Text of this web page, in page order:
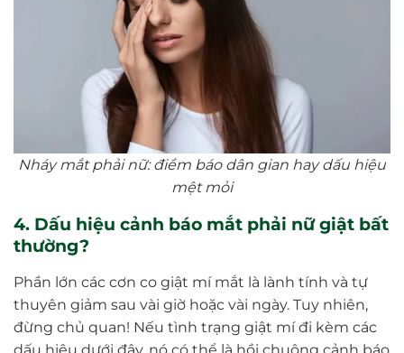
Nháy mắt phải nữ: điềm báo dân gian hay dấu hiệu
mệt mỏi
4. Dấu hiệu cảnh báo mắt phải nữ giật bất
thường?
Phần lớn các cơn co giật mí mắt là lành tính và tự
thuyên giảm sau vài giờ hoặc vài ngày. Tuy nhiên,
đừng chủ quan! Nếu tình trạng giật mí đi kèm các